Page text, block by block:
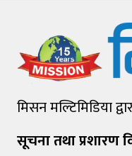
मिसन मल्टिमिडिया
सूचना तथा प्रशारण